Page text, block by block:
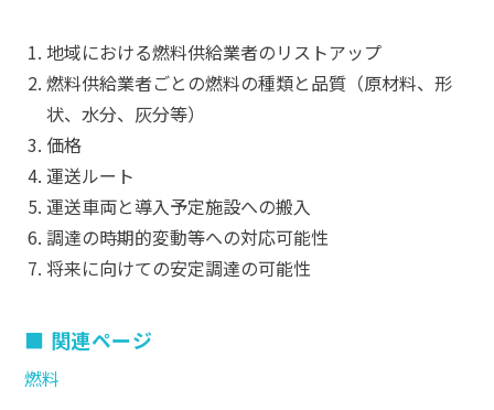
地域における燃料供給業者のリストアップ
燃料供給業者ごとの燃料の種類と品質（原材料、形
状、水分、灰分等）
価格
運送ルート
運送車両と導入予定施設への搬入
調達の時期的変動等への対応可能性
将来に向けての安定調達の可能性
関連ページ
燃料